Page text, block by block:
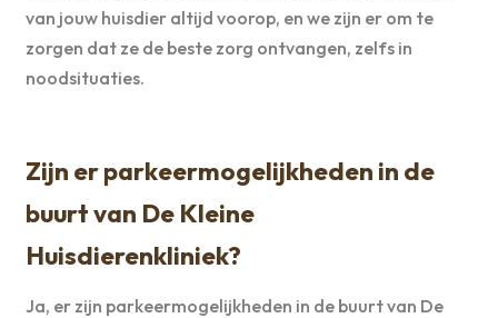
van jouw huisdier altijd voorop, en we zijn er om te
zorgen dat ze de beste zorg ontvangen, zelfs in
noodsituaties.
Zijn er parkeermogelijkheden in de
buurt van De Kleine
Huisdierenkliniek?
Ja, er zijn parkeermogelijkheden in de buurt van De